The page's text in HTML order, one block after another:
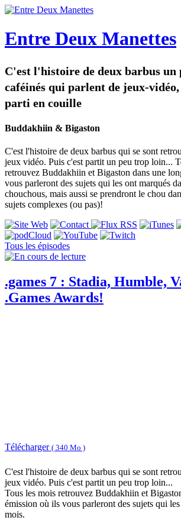
Entre Deux Manettes
C'est l'histoire de deux barbus un
caféinés qui parlent de jeux-
parti en couille
Buddakhiin & Bigaston
C'est l'histoire de deux barbus qui se sont
jeux vidéo. Puis c'est partit un peu trop loin...
retrouvez Buddakhiin et Bigaston dans une
vous parleront des sujets qui les ont marqués
chouchous, mais aussi se prendront le chou
sujets complexes (ou pas)!
Tous les épisodes
.games 7 : Stadia, Humble,
.Games Awards!
Télécharger ( 340 Mo )
C'est l'histoire de deux barbus qui se sont
jeux vidéo. Puis c'est partit un peu trop loin...
Tous les mois retrouvez Buddakhiin et
émission où ils vous parleront des sujets qui
mois.